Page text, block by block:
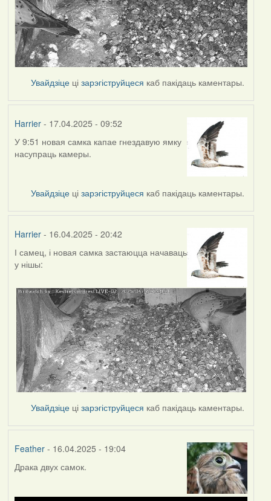
Увайдзіце цізарэгіструйцеся каб пакідаць каментары.
Harrier- 17.04.2025 - 09:52
У 9:51 новая самка капае гнездавую ямку
насупраць камеры.
Увайдзіце цізарэгіструйцеся каб пакідаць каментары.
Harrier- 16.04.2025 - 20:42
І самец, і новая самка застаюцца начаваць
у нішы:
Увайдзіце цізарэгіструйцеся каб пакідаць каментары.
Feather- 16.04.2025 - 19:04
Драка двух самок.